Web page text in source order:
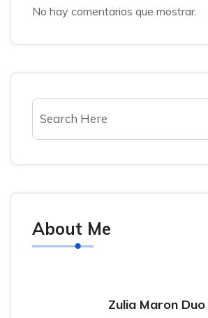
No hay comentarios que mostrar.
About Me
Zulia Maron Duo